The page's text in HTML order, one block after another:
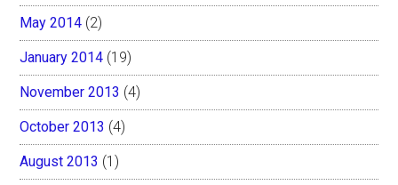
May 2014 (2)
January 2014 (19)
November 2013 (4)
October 2013 (4)
August 2013 (1)